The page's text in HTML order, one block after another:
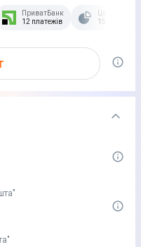
Скибочка.
ПриватБанк
12 платежів
15 платежів